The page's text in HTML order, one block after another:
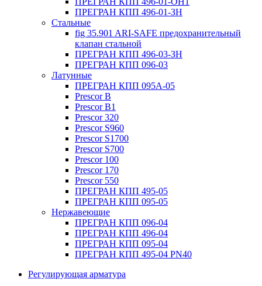
ПРЕГРАН КПП 496-01-ЗН
Стальные
fig 35.901 ARI-SAFE предохранительный
клапан стальной
ПРЕГРАН КПП 496-03-ЗН
ПРЕГРАН КПП 096-03
Латунные
ПРЕГРАН КПП 095А-05
Prescor B
Prescor B1
Prescor 320
Prescor S960
Prescor S1700
Prescor S700
Prescor 100
Prescor 170
Prescor 550
ПРЕГРАН КПП 495-05
ПРЕГРАН КПП 095-05
Нержавеющие
ПРЕГРАН КПП 096-04
ПРЕГРАН КПП 496-04
ПРЕГРАН КПП 095-04
ПРЕГРАН КПП 495-04 PN40
Регулирующая арматура